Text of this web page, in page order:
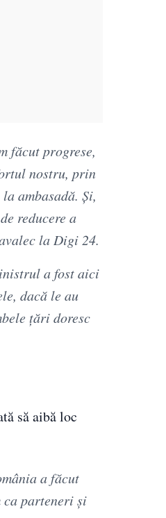
făcut progrese,
nostru, prin
ambasadă. Şi,
reducere a
la Digi 24.
a fost aici
dacă le au
ţări doresc
să aibă loc
a făcut
ca parteneri şi